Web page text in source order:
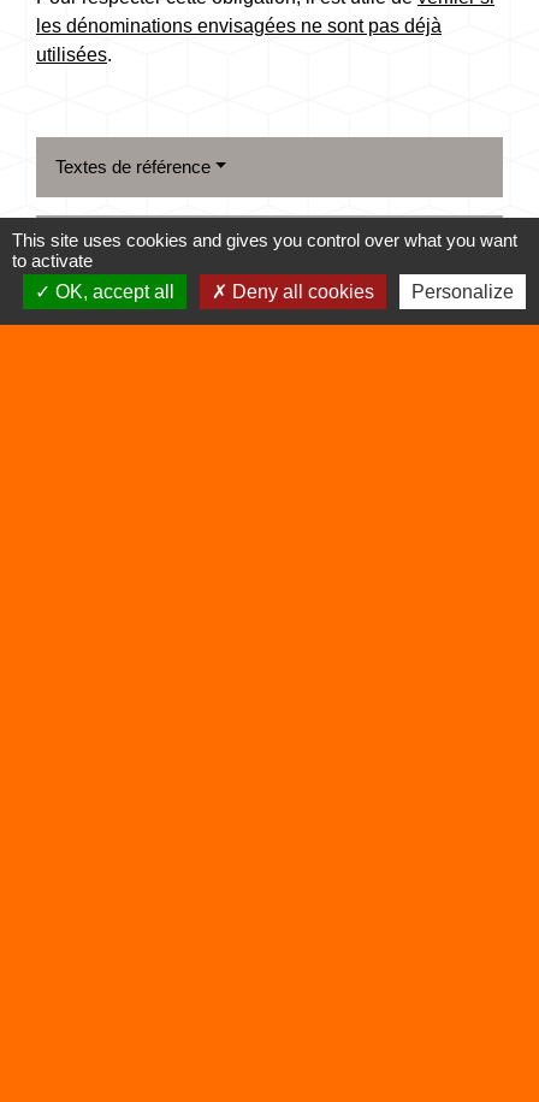
les dénominations envisagées ne sont pas déjà
utilisées.
Textes de référence
Questions ? Réponses !
Comment savoir si un nom d'association est déjà
This site uses cookies and gives you control over what you want
to activate
OK, accept all
Deny all cookies Personalize